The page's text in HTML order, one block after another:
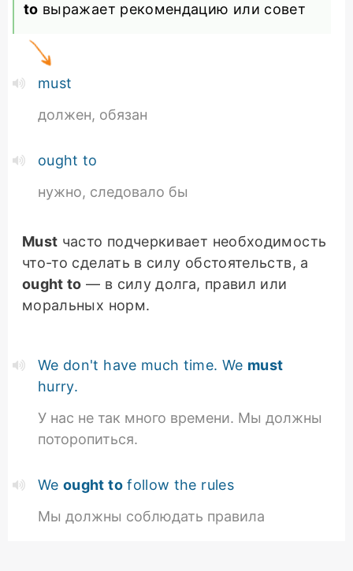
to выражает рекомендацию или совет
must
должен, обязан
ought to
нужно, следовало бы
Must часто подчеркивает необходимость
что-то сделать в силу обстоятельств, а
ought to — в силу долга, правил или
моральных норм.
We don't have much time. We must
hurry.
У нас не так много времени. Мы должны
поторопиться.
We ought tofollow the rules
Мы должны соблюдать правила